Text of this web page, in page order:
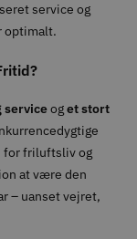
service og
optimalt.
serviceoget stort
for friluftsliv og
at være den
– uanset vejret,